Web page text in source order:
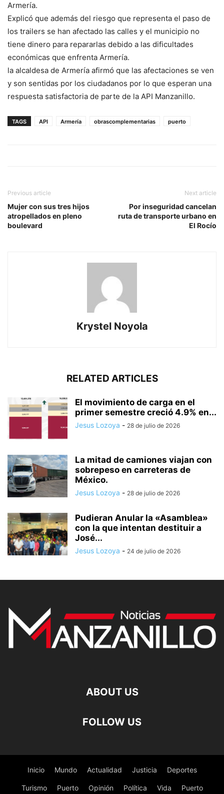
Armería.
Explicó que además del riesgo que representa el paso de
los trailers se han afectado las calles y el municipio no
tiene dinero para repararlas debido a las dificultades
económicas que enfrenta Armería.
la alcaldesa de Armería afirmó que las afectaciones se ven
y son sentidas por los ciudadanos por lo que esperan una
respuesta satisfactoria de parte de la API Manzanillo.
TAGS API Armería obrascomplementarias puerto
Previous article
Mujer con sus tres hijos
atropellados en pleno
boulevard
Next article
Por inseguridad cancelan
ruta de transporte urbano en
El Rocío
Krystel Noyola
RELATED ARTICLES
El movimiento de carga en el
primer semestre creció 4.9% en...
Jesus Lozoya - 28 de julio de 2026
La mitad de camiones viajan con
sobrepeso en carreteras de
México.
Jesus Lozoya - 28 de julio de 2026
Pudieran Anular la «Asamblea»
con la que intentan destituir a
José...
Jesus Lozoya - 24 de julio de 2026
ABOUT US
FOLLOW US
Inicio Mundo Actualidad Justicia Deportes
Turismo Puerto Opinión Política Vida Puerto